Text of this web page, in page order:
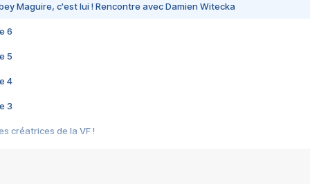
Maguire, c'est lui ! Rencontre avec Damien Witecka
6
5
4
3
créatrices de la VF !